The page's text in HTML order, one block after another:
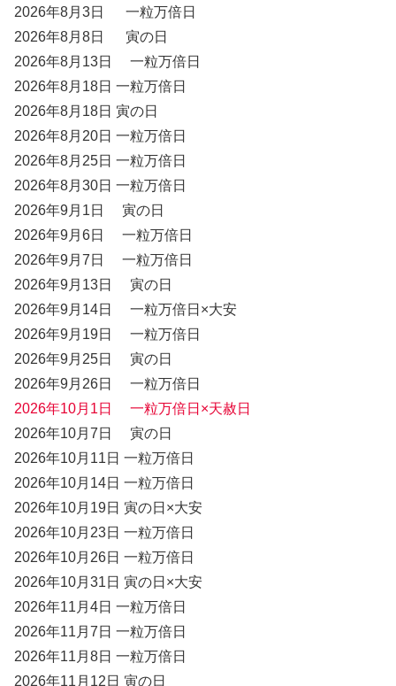
2026年8月3日 一粒万倍日
2026年8月8日 寅の日
2026年8月13日 一粒万倍日
2026年8月18日 一粒万倍日
2026年8月18日 寅の日
2026年8月20日 一粒万倍日
2026年8月25日 一粒万倍日
2026年8月30日 一粒万倍日
2026年9月1日 寅の日
2026年9月6日 一粒万倍日
2026年9月7日 一粒万倍日
2026年9月13日 寅の日
2026年9月14日 一粒万倍日×大安
2026年9月19日 一粒万倍日
2026年9月25日 寅の日
2026年9月26日 一粒万倍日
2026年10月1日 一粒万倍日×天赦日
2026年10月7日 寅の日
2026年10月11日 一粒万倍日
2026年10月14日 一粒万倍日
2026年10月19日 寅の日×大安
2026年10月23日 一粒万倍日
2026年10月26日 一粒万倍日
2026年10月31日 寅の日×大安
2026年11月4日 一粒万倍日
2026年11月7日 一粒万倍日
2026年11月8日 一粒万倍日
2026年11月12日 寅の日